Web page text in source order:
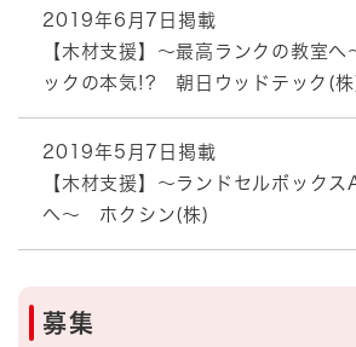
2019年6月7日掲載
【木材支援】～最高ランクの教室へ
ックの本気!? 朝日ウッドテック(株
2019年5月7日掲載
【木材支援】～ランドセルボック
へ～ ホクシン(株)
募集